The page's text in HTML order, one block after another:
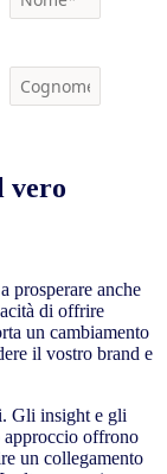
vero
prosperare anche
di offrire
un cambiamento
il vostro brand e
Gli insight e gli
offrono
un collegamento